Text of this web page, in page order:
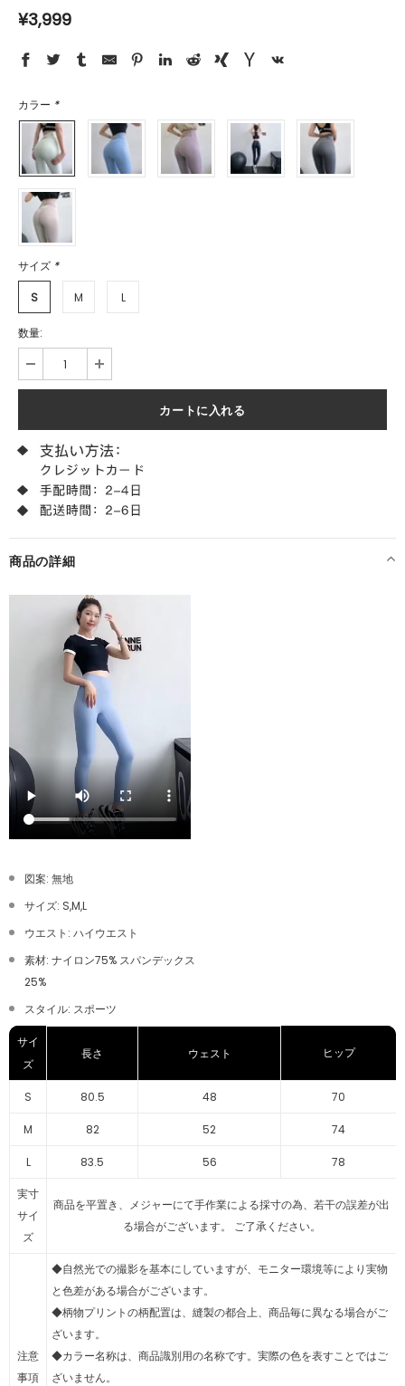
¥3,999
カラー *
サイズ *
S M L
数量:
商品の詳細
図案: 無地
サイズ: S,M,L
ウエスト: ハイウエスト
素材: ナイロン75% スパンデックス
25%
スタイル: スポーツ
サイ
ズ
長さ ウェスト ヒップ
S 80.5 48 70
M 82 52 74
L 83.5 56 78
実寸
サイ
ズ
商品を平置き、メジャーにて手作業による採寸の為、若干の誤差が出
る場合がございます。 ご了承ください。
注意
事項
◆自然光での撮影を基本にしていますが、モニター環境等により実物
と色差がある場合がございます。
◆柄物プリントの柄配置は、縫製の都合上、商品毎に異なる場合がご
ざいます。
◆カラー名称は、商品識別用の名称です。実際の色を表すことではご
ざいません。